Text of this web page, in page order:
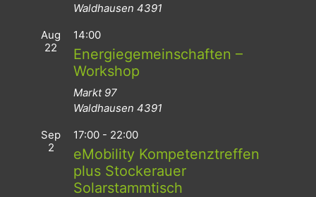
Waldhausen 4391
Aug
22
14:00
Energiegemeinschaften –
Workshop
Markt 97
Waldhausen 4391
Sep
2
17:00 - 22:00
eMobility Kompetenztreffen
plus Stockerauer
Solarstammtisch